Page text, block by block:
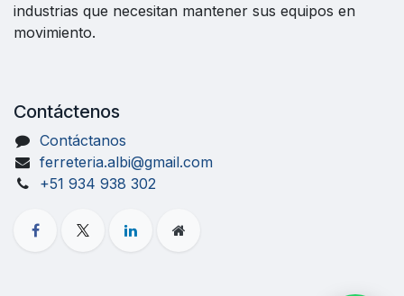
industrias que necesitan mantener sus equipos en
movimiento.
Contáctenos
Contáctanos
ferreteria.albi@gmail.com
+51 934 938 302